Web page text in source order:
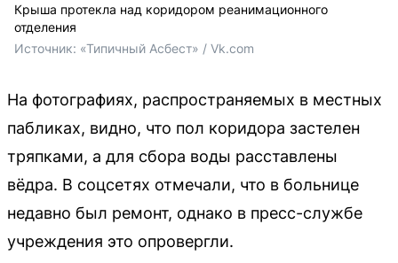
Крыша протекла над коридором реанимационного
отделения
Источник: «Типичный Асбест» / Vk.com
На фотографиях, распространяемых в местных
пабликах, видно, что пол коридора застелен
тряпками, а для сбора воды расставлены
вёдра. В соцсетях отмечали, что в больнице
недавно был ремонт, однако в пресс-службе
учреждения это опровергли.